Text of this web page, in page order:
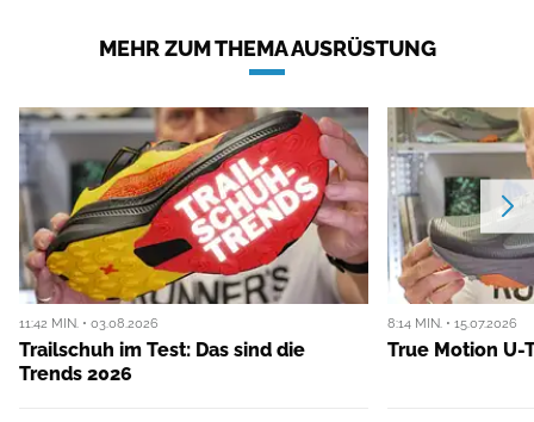
MEHR ZUM THEMA AUSRÜSTUNG
11:42 MIN. • 03.08.2026
Trailschuh im Test: Das sind die
Trends 2026
8:14 MIN. • 15.07.2026
True Motion U-